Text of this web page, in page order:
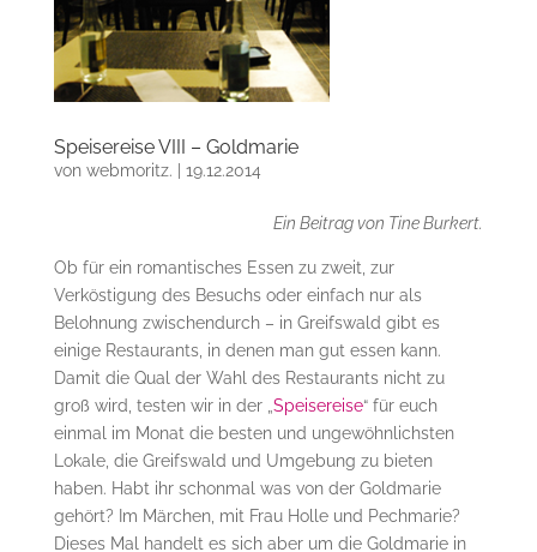
Speisereise VIII – Goldmarie
von webmoritz. 19.12.2014
Ein Beitrag von Tine Burkert.
Ob für ein romantisches Essen zu zweit, zur
Verköstigung des Besuchs oder einfach nur als
Belohnung zwischendurch – in Greifswald gibt es
einige Restaurants, in denen man gut essen kann.
Damit die Qual der Wahl des Restaurants nicht zu
groß wird, testen wir in der „Speisereise“ für euch
einmal im Monat die besten und ungewöhnlichsten
Lokale, die Greifswald und Umgebung zu bieten
haben. Habt ihr schonmal was von der Goldmarie
gehört? Im Märchen, mit Frau Holle und Pechmarie?
Dieses Mal handelt es sich aber um die Goldmarie in